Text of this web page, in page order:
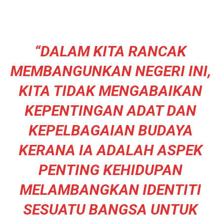
“DALAM KITA RANCAK
MEMBANGUNKAN NEGERI INI,
KITA TIDAK MENGABAIKAN
KEPENTINGAN ADAT DAN
KEPELBAGAIAN BUDAYA
KERANA IA ADALAH ASPEK
PENTING KEHIDUPAN
MELAMBANGKAN IDENTITI
SESUATU BANGSA UNTUK